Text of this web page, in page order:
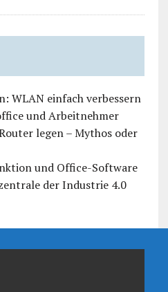
WLAN einfach verbessern
und Arbeitnehmer
legen – Mythos oder
und Office-Software
der Industrie 4.0